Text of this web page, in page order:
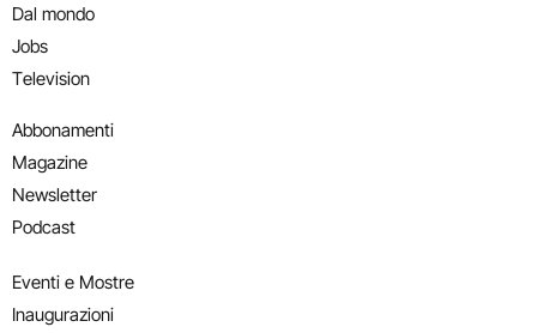
Dal mondo
Jobs
Television
Abbonamenti
Magazine
Newsletter
Podcast
Eventi e Mostre
Inaugurazioni